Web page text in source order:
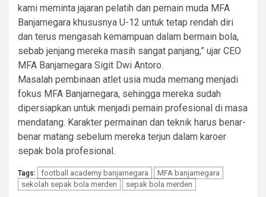
kami meminta jajaran pelatih dan pemain muda MFA
Banjarnegara khususnya U-12 untuk tetap rendah diri
dan terus mengasah kemampuan dalam bermain bola,
sebab jenjang mereka masih sangat panjang,” ujar CEO
MFA Banjarnegara Sigit Dwi Antoro.
Masalah pembinaan atlet usia muda memang menjadi
fokus MFA Banjarnegara, sehingga mereka sudah
dipersiapkan untuk menjadi pemain profesional di masa
mendatang. Karakter permainan dan teknik harus benar-
benar matang sebelum mereka terjun dalam karoer
sepak bola profesional.
Tags: football academy banjarnegara
MFA banjarnegara
sekolah sepak bola merden
sepak bola merden